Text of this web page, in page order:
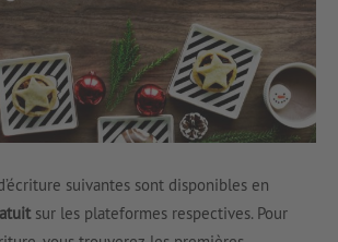
suivantes sont disponibles en
sur les plateformes respectives. Pour